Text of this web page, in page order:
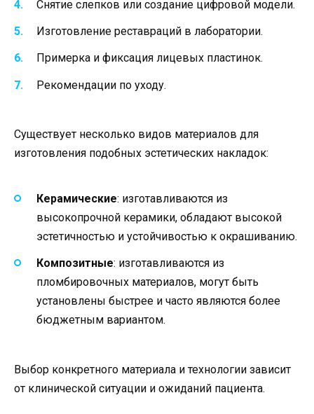
Снятие слепков или создание цифровой модели.
Изготовление реставраций в лаборатории.
Примерка и фиксация лицевых пластинок.
Рекомендации по уходу.
Существует несколько видов материалов для
изготовления подобных эстетических накладок:
Керамические: изготавливаются из
высокопрочной керамики, обладают высокой
эстетичностью и устойчивостью к окрашиванию.
Композитные: изготавливаются из
пломбировочных материалов, могут быть
установлены быстрее и часто являются более
бюджетным вариантом.
Выбор конкретного материала и технологии зависит
от клинической ситуации и ожиданий пациента.